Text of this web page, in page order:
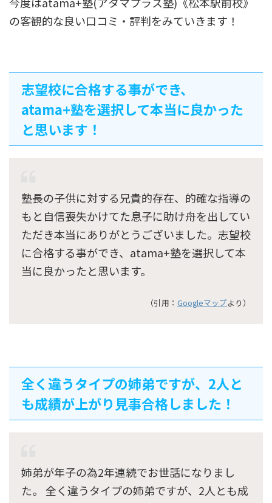
の客観的な良い口コミ・評判をみていきます！
志望校に合格する事ができ、
atama+塾を選択して本当に良かった
と思います！
塾長の子供に対する兄貴的存在、的確な指導の
もと自信喪失かけてた息子に助け舟を出してい
ただき本当にありがとうございました。志望校
に合格する事ができ、atama+塾を選択して本
当に良かったと思います。
（引用： Googleマップより）
全く違うタイプの姉弟ですが、2人と
も成績が上がり見事合格しました！
姉弟が年子の為2年連続でお世話になりまし
た。 全く違うタイプの姉弟ですが、2人とも成